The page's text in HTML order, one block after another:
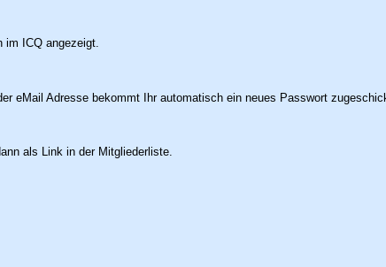
im ICQ angezeigt.
eMail Adresse bekommt Ihr automatisch ein neues Passwort
als Link in der Mitgliederliste.